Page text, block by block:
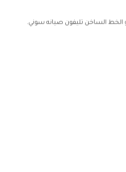
الخط الساخن تليفون صيانه سوني.